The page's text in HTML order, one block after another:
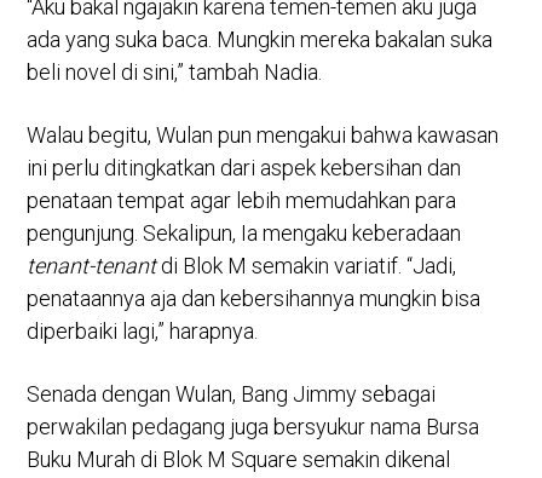
“Aku bakal ngajakin karena temen-temen aku juga
ada yang suka baca. Mungkin mereka bakalan suka
beli novel di sini,” tambah Nadia.
Walau begitu, Wulan pun mengakui bahwa kawasan
ini perlu ditingkatkan dari aspek kebersihan dan
penataan tempat agar lebih memudahkan para
pengunjung. Sekalipun, Ia mengaku keberadaan
tenant-tenantdi Blok M semakin variatif. “Jadi,
penataannya aja dan kebersihannya mungkin bisa
diperbaiki lagi,” harapnya.
Senada dengan Wulan, Bang Jimmy sebagai
perwakilan pedagang juga bersyukur nama Bursa
Buku Murah di Blok M Square semakin dikenal